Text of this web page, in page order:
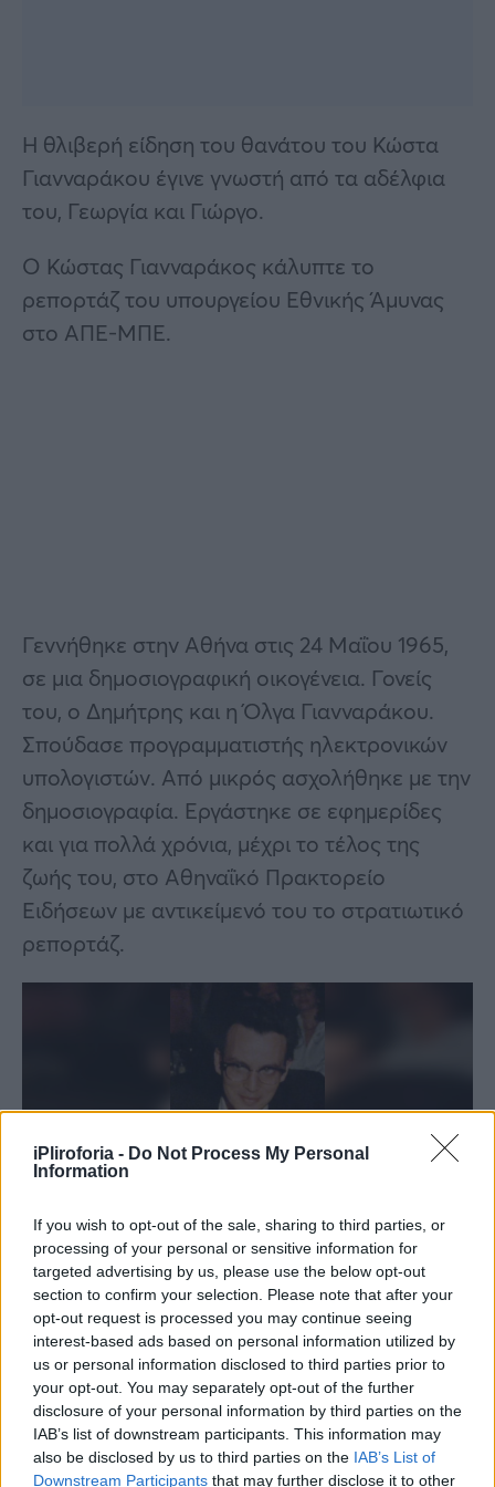
iPliroforia - Do Not Process My Personal
Information
If you wish to opt-out of the sale, sharing to third parties, or
processing of your personal or sensitive information for
targeted advertising by us, please use the below opt-out
section to confirm your selection. Please note that after your
opt-out request is processed you may continue seeing
interest-based ads based on personal information utilized by
us or personal information disclosed to third parties prior to
your opt-out. You may separately opt-out of the further
disclosure of your personal information by third parties on the
IAB’s list of downstream participants. This information may
also be disclosed by us to third parties on the IAB’s List of
Downstream Participants that may further disclose it to other
Η θλιβερή είδηση του θανάτου του Κώστα
Γιανναράκου έγινε γνωστή από τα αδέλφια
του, Γεωργία και Γιώργο.
Ο Κώστας Γιανναράκος κάλυπτε το
ρεπορτάζ του υπουργείου Εθνικής Άμυνας
στο ΑΠΕ-ΜΠΕ.
Γεννήθηκε στην Αθήνα στις 24 Μαΐου 1965,
σε μια δημοσιογραφική οικογένεια. Γονείς
του, ο Δημήτρης και η Όλγα Γιανναράκου.
Σπούδασε προγραμματιστής ηλεκτρονικών
υπολογιστών. Από μικρός ασχολήθηκε με την
δημοσιογραφία. Εργάστηκε σε εφημερίδες
και για πολλά χρόνια, μέχρι το τέλος της
ζωής του, στο Αθηναΐκό Πρακτορείο
Ειδήσεων με αντικείμενό του το στρατιωτικό
ρεπορτάζ.